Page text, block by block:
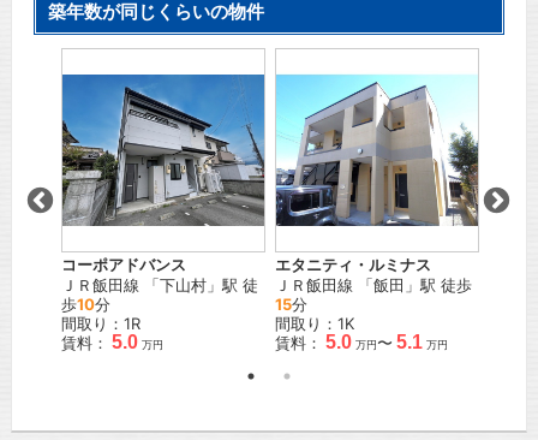
築年数が同じくらいの物件
コーポアドバンス
ＪＲ飯田線 「下山村 」駅 徒
歩10分
間取り：1R
賃料： 5.0 万円
エタニティ・ルミナス
ＪＲ飯田線 「飯田 」駅 徒歩
15分
間取り：1K
賃料： 5.0 万円〜 5.1 万円